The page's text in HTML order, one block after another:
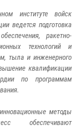
институте войск
ведется подготовка
ракетно-
технологий и
тыла и инженерного
квалификации
по программам
методы
обеспечивают